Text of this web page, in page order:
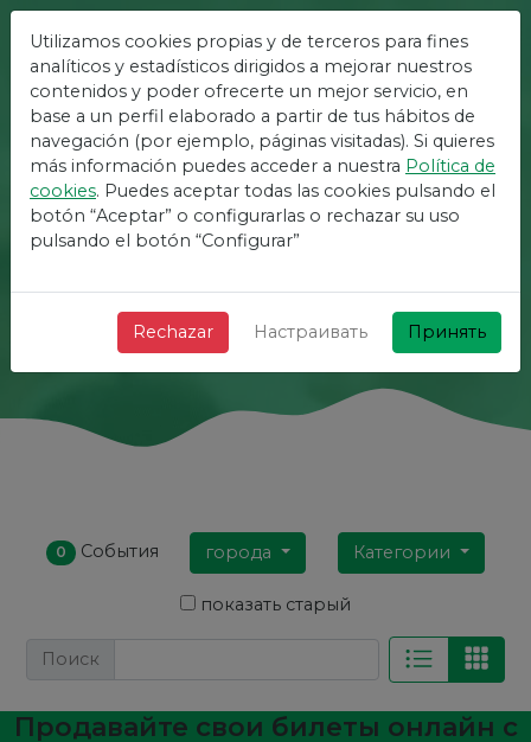
Самая Простая
Площадка Для
Мероприятий
+ Быстро + Просто и бесплатно!
Поиск
0 События города Категории
показать старый
Поиск
Продавайте свои билеты онлайн с
Utilizamos cookies propias y de terceros para fines
analíticos y estadísticos dirigidos a mejorar nuestros
contenidos y poder ofrecerte un mejor servicio, en
base a un perfil elaborado a partir de tus hábitos de
navegación (por ejemplo, páginas visitadas). Si quieres
más información puedes acceder a nuestra Política de
cookies. Puedes aceptar todas las cookies pulsando el
botón “Aceptar” o configurarlas o rechazar su uso
pulsando el botón “Configurar”
Rechazar Настраивать Принять